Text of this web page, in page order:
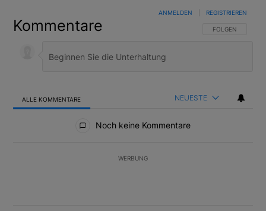
Kommentare FOLGE DIESER
FOLGEN
ANMELDEN REGISTRIEREN
ALLE KOMMENTARE NEUESTE
Noch keine Kommentare
WERBUNG